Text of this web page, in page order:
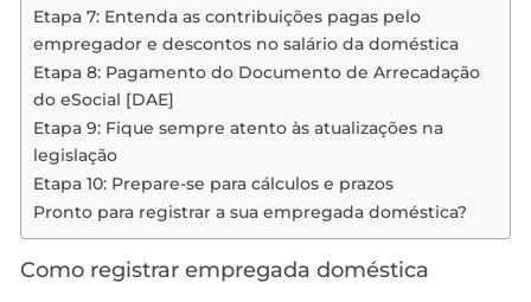
Etapa 7: Entenda as contribuições pagas pelo
empregador e descontos no salário da doméstica
Etapa 8: Pagamento do Documento de Arrecadação
do eSocial [DAE]
Etapa 9: Fique sempre atento às atualizações na
legislação
Etapa 10: Prepare-se para cálculos e prazos
Pronto para registrar a sua empregada doméstica?
Como registrar empregada doméstica